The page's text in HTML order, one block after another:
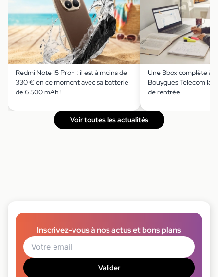
Redmi Note 15 Pro+ : il est à moins de
330 € en ce moment avec sa batterie
de 6 500 mAh !
Une Bbox complète à
Bouygues Telecom
de rentrée
Voir toutes les actualités
Inscrivez-vous à nos actus et bons plans
Valider